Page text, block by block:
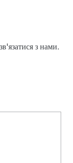
з нами.